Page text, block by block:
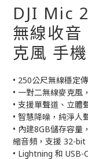
DJI Mic
無線收音
克風 手
• 250公尺無線穩定
• 一對二無線麥克風
• 支援單聲道、立體
• 智慧降噪，純淨人
• 內建8GB儲存容
縮音頻，支援 32-bit
• Lightning 和 USB-